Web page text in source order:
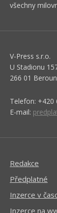
všechny
V-Press s.r.o.
U Stadionu
266 01 Beroun
Telefon: +420
E-mail:
Redakce
Předplatné
Inzerce v
Inzerce na